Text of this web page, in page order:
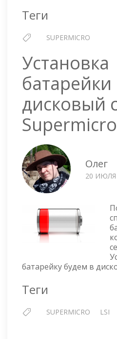
Теги
SUPERMICRO
Установка
батарейки
дисковый
Supermicro
Олег
20 ИЮЛЯ
батарейку будем в
Теги
SUPERMICRO LSI